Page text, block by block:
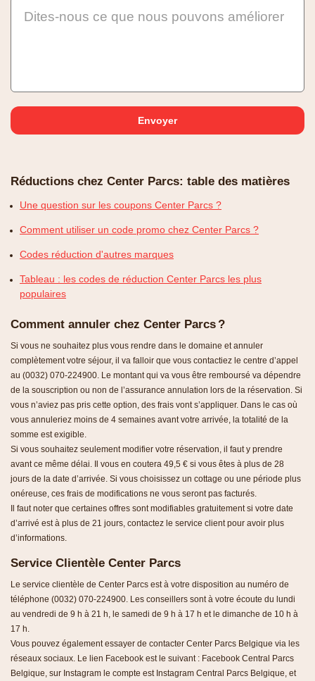
Dites-nous ce que nous pouvons améliorer
Réductions chez Center Parcs: table des matières
Une question sur les coupons Center Parcs ?
Comment utiliser un code promo chez Center Parcs ?
Codes réduction d'autres marques
Tableau : les codes de réduction Center Parcs les plus
populaires
Comment annuler chez Center Parcs ?
Si vous ne souhaitez plus vous rendre dans le domaine et annuler
complètement votre séjour, il va falloir que vous contactiez le centre d’appel
au (0032) 070-224900. Le montant qui va vous être remboursé va dépendre
de la souscription ou non de l’assurance annulation lors de la réservation. Si
vous n’aviez pas pris cette option, des frais vont s’appliquer. Dans le cas où
vous annuleriez moins de 4 semaines avant votre arrivée, la totalité de la
somme est exigible.
Si vous souhaitez seulement modifier votre réservation, il faut y prendre
avant ce même délai. Il vous en coutera 49,5 € si vous êtes à plus de 28
jours de la date d’arrivée. Si vous choisissez un cottage ou une période plus
onéreuse, ces frais de modifications ne vous seront pas facturés.
Il faut noter que certaines offres sont modifiables gratuitement si votre date
d’arrivé est à plus de 21 jours, contactez le service client pour avoir plus
d’informations.
Service Clientèle Center Parcs
Le service clientèle de Center Parcs est à votre disposition au numéro de
téléphone (0032) 070-224900. Les conseillers sont à votre écoute du lundi
au vendredi de 9 h à 21 h, le samedi de 9 h à 17 h et le dimanche de 10 h à
17 h.
Vous pouvez également essayer de contacter Center Parcs Belgique via les
réseaux sociaux. Le lien Facebook est le suivant : Facebook Central Parcs
Belgique, sur Instagram le compte est Instagram Central Parcs Belgique, et